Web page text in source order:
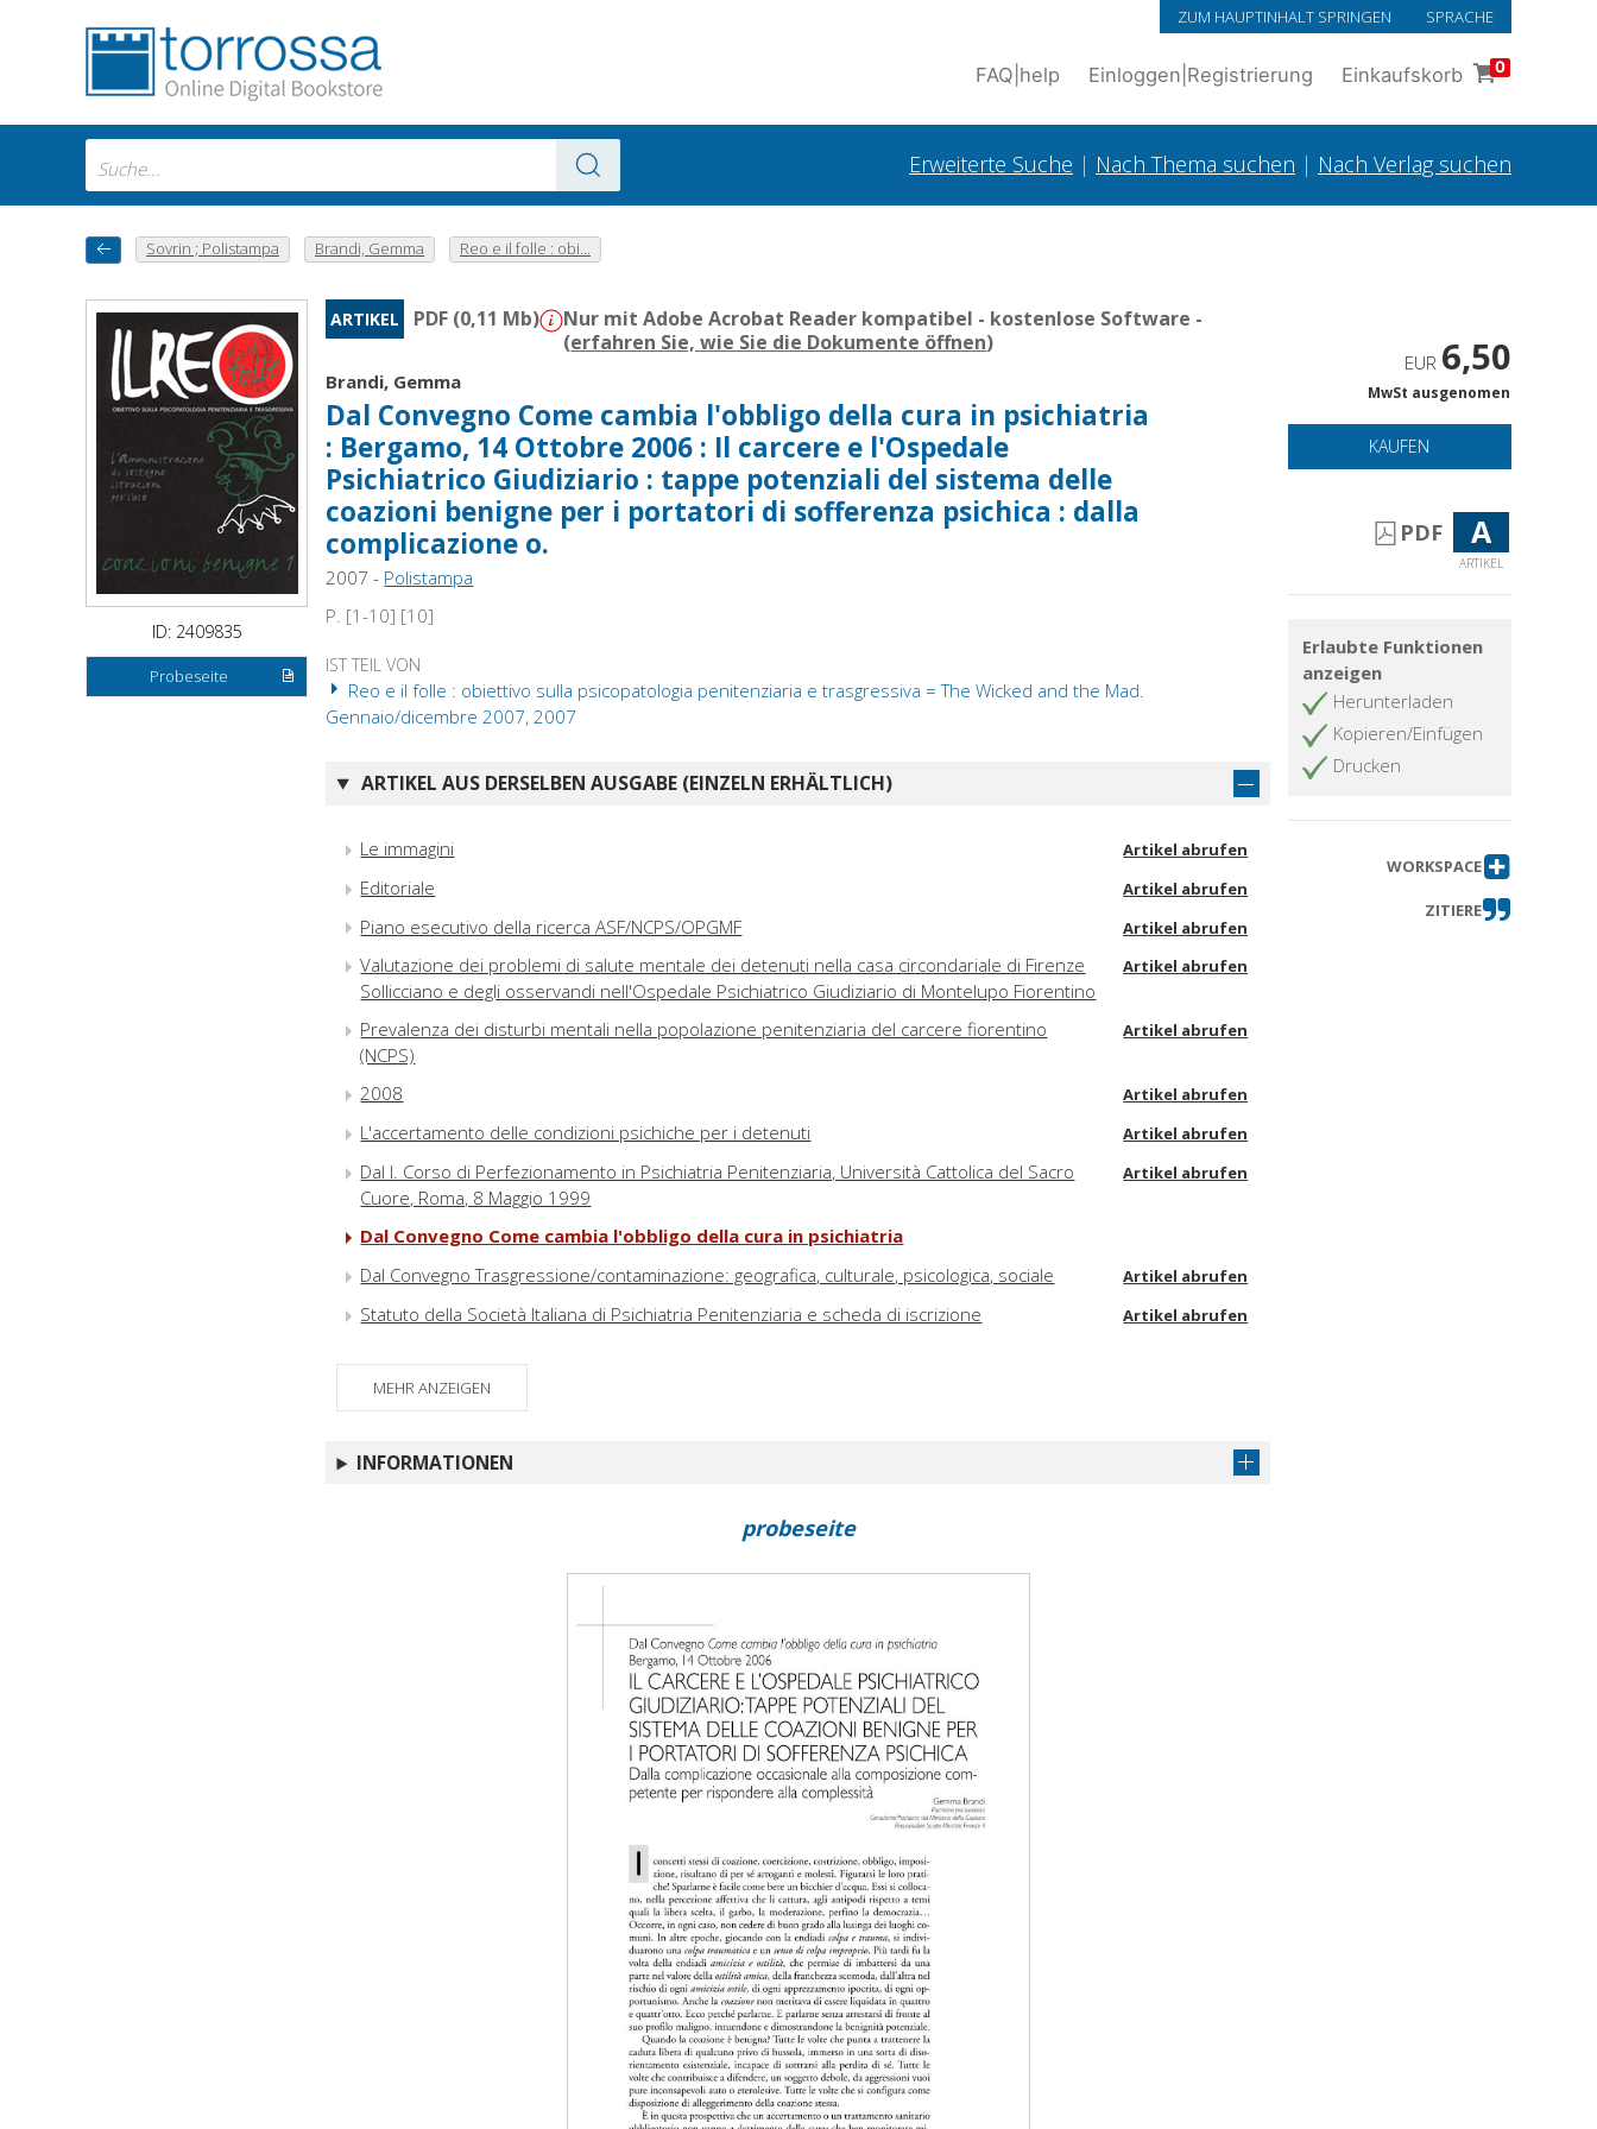
ZUM HAUPTINHALT SPRINGEN SPRACHE
FAQ help Einloggen Registrierung Einkaufskorb 0
Erweiterte Suche | Nach Thema suchen | Nach Verlag suchen
Sovrin ; Polistampa Brandi, Gemma Reo e il folle : obi...
ID: 2409835
Probeseite
ARTIKEL PDF (0,11 Mb)
Nur mit Adobe Acrobat Reader kompatibel - kostenlose Software -
(erfahren Sie, wie Sie die Dokumente öffnen)
Brandi, Gemma
Dal Convegno Come cambia l'obbligo della cura in psichiatria
: Bergamo, 14 Ottobre 2006 : Il carcere e l'Ospedale
Psichiatrico Giudiziario : tappe potenziali del sistema delle
coazioni benigne per i portatori di sofferenza psichica : dalla
complicazione o.
2007 - Polistampa
P. [1-10] [10]
IST TEIL VON
Reo e il folle : obiettivo sulla psicopatologia penitenziaria e trasgressiva = The Wicked and the Mad.
Gennaio/dicembre 2007, 2007
ARTIKEL AUS DERSELBEN AUSGABE (EINZELN ERHÄLTLICH)
Le immagini Artikel abrufen
Editoriale Artikel abrufen
Piano esecutivo della ricerca ASF/NCPS/OPGMF Artikel abrufen
Valutazione dei problemi di salute mentale dei detenuti nella casa circondariale di Firenze
Sollicciano e degli osservandi nell'Ospedale Psichiatrico Giudiziario di Montelupo Fiorentino
Artikel abrufen
Prevalenza dei disturbi mentali nella popolazione penitenziaria del carcere fiorentino
(NCPS)
Artikel abrufen
2008 Artikel abrufen
L'accertamento delle condizioni psichiche per i detenuti Artikel abrufen
Dal I. Corso di Perfezionamento in Psichiatria Penitenziaria, Università Cattolica del Sacro
Cuore, Roma, 8 Maggio 1999
Artikel abrufen
Dal Convegno Come cambia l'obbligo della cura in psichiatria
Dal Convegno Trasgressione/contaminazione: geografica, culturale, psicologica, sociale
Artikel abrufen
Statuto della Società Italiana di Psichiatria Penitenziaria e scheda di iscrizione Artikel abrufen
MEHR ANZEIGEN
INFORMATIONEN
EUR 6,50
MwSt ausgenomen
KAUFEN
PDF A
ARTIKEL
Erlaubte Funktionen
anzeigen
Herunterladen
Kopieren/Einfügen
Drucken
WORKSPACE
ZITIERE
probeseite